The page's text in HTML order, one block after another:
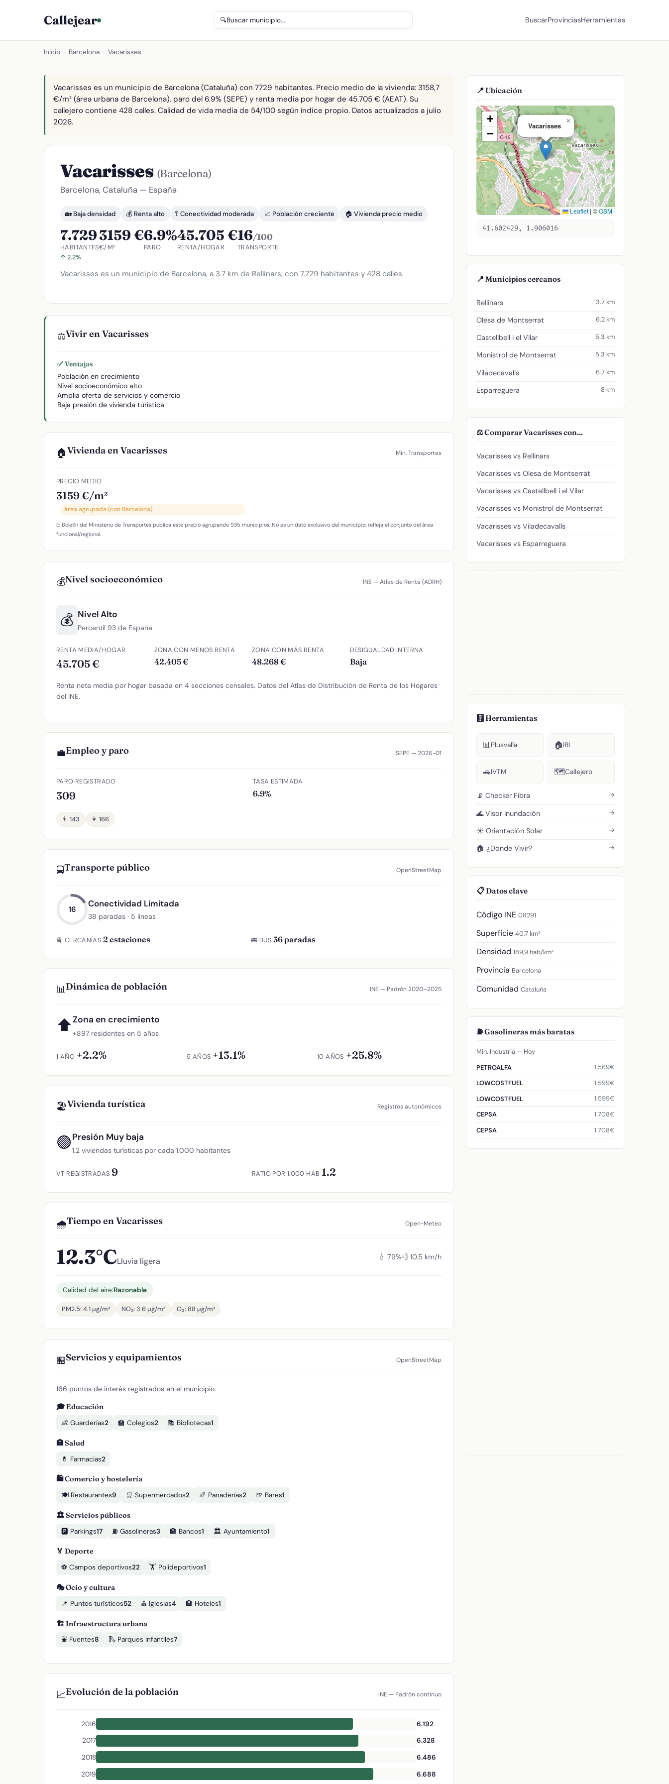
Callejear 🔍Buscar municipio... BuscarProvinciasHerramientas
Inicio Barcelona Vacarisses
Vacarisses es un municipio de Barcelona (Cataluña) con 7729 habitantes. Precio medio de la vivienda: 3158,7
€/m² (área urbana de Barcelona). paro del 6.9% (SEPE) y renta media por hogar de 45.705 € (AEAT). Su
callejero contiene 428 calles. Calidad de vida media de 54/100 según índice propio. Datos actualizados a julio
2026.
Vacarisses (Barcelona)
Barcelona, Cataluña — España
🏡 Baja densidad 💰 Renta alto 🚏 Conectividad moderada 📈 Población creciente 🏠 Vivienda precio medio
7.729
HABITANTES
↑ 2.2%
3159 €
€/M²
6.9%
PARO
45.705 €
RENTA/HOGAR
16/100
TRANSPORTE
Vacarisses es un municipio de Barcelona, a 3.7 km de Rellinars, con 7.729 habitantes y 428 calles.
⚖️Vivir en Vacarisses
✅ Ventajas
Población en crecimiento
Nivel socioeconómico alto
Amplia oferta de servicios y comercio
Baja presión de vivienda turística
🏠Vivienda en Vacarisses Min. Transportes
PRECIO MEDIO
3159 €/m²
área agrupada (con Barcelona)
El Boletín del Ministerio de Transportes publica este precio agrupando 935 municipios. No es un dato exclusivo del municipio: refleja el conjunto del área
funcional/regional.
💰Nivel socioeconómico INE — Atlas de Renta (ADRH)
💰 Nivel Alto
Percentil 93 de España
RENTA MEDIA/HOGAR
45.705 €
ZONA CON MENOS RENTA
42.405 €
ZONA CON MÁS RENTA
48.268 €
DESIGUALDAD INTERNA
Baja
Renta neta media por hogar basada en 4 secciones censales. Datos del Atlas de Distribución de Renta de los Hogares
del INE.
💼Empleo y paro SEPE — 2026-01
PARO REGISTRADO
309
TASA ESTIMADA
6.9%
👨 143 👩 166
🚍Transporte público OpenStreetMap
16
Conectividad Limitada
38 paradas · 5 líneas
🚆 CERCANÍAS 2 estaciones 🚌 BUS 36 paradas
📊Dinámica de población INE — Padrón 2020–2025
⬆Zona en crecimiento
+897 residentes en 5 años
1 AÑO +2.2% 5 AÑOS +13.1% 10 AÑOS +25.8%
🏖️Vivienda turística Registros autonómicos
🟢Presión Muy baja
1.2 viviendas turísticas por cada 1.000 habitantes
VT REGISTRADAS 9 RATIO POR 1.000 HAB 1.2
🌧️Tiempo en Vacarisses Open-Meteo
12.3°CLluvia ligera 💧 79%💨 10.5 km/h
Calidad del aire:Razonable
PM2.5: 4.1 µg/m³ NO₂: 3.6 µg/m³ O₃: 88 µg/m³
🏪Servicios y equipamientos OpenStreetMap
166 puntos de interés registrados en el municipio.
🎓 Educación
👶 Guarderías2 🏫 Colegios2 📚 Bibliotecas1
🏥 Salud
💊 Farmacias2
🛍️ Comercio y hostelería
🍽️ Restaurantes9 🛒 Supermercados2 🥖 Panaderías2 🍺 Bares1
🏛️ Servicios públicos
🅿️ Parkings17 ⛽ Gasolineras3 🏦 Bancos1 🏛️ Ayuntamiento1
🏅 Deporte
⚽ Campos deportivos22 🏋️ Polideportivos1
🎭 Ocio y cultura
📌 Puntos turísticos52 ⛪ Iglesias4 🏨 Hoteles1
🏗️ Infraestructura urbana
⛲ Fuentes8 🛝 Parques infantiles7
📈Evolución de la población INE — Padrón continuo
2016
6.192
2017
6.328
2018
6.486
2019
6.688
📍 Ubicación
Vacarisses
×
+
−
Leaflet | ©OSM
41.602429, 1.906016
📍 Municipios cercanos
Rellinars 3.7 km
Olesa de Montserrat 6.2 km
Castellbell i el Vilar 5.3 km
Monistrol de Montserrat 5.3 km
Viladecavalls 6.7 km
Esparreguera 8 km
⚖️ Comparar Vacarisses con...
Vacarisses vs Rellinars
Vacarisses vs Olesa de Montserrat
Vacarisses vs Castellbell i el Vilar
Vacarisses vs Monistrol de Montserrat
Vacarisses vs Viladecavalls
Vacarisses vs Esparreguera
🧮 Herramientas
📊Plusvalía 🏠IBI
🚗IVTM 🗺️Callejero
📡 Checker Fibra →
🌊 Visor Inundación →
☀️ Orientación Solar →
🏠 ¿Dónde Vivir? →
📋 Datos clave
Código INE 08291
Superficie 40,7 km²
Densidad 189,9 hab/km²
Provincia Barcelona
Comunidad Cataluña
⛽ Gasolineras más baratas
Min. Industria — Hoy
PETROALFA
1.569€
LOWCOSTFUEL
1.599€
LOWCOSTFUEL
1.599€
CEPSA
1.708€
CEPSA
1.708€